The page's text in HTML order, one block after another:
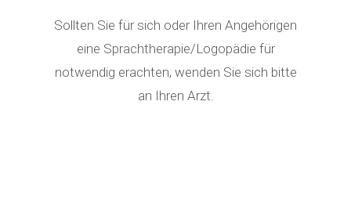
Sollten Sie für sich oder Ihren Angehörigen
eine Sprachtherapie/Logopädie für
notwendig erachten, wenden Sie sich bitte
an Ihren Arzt.